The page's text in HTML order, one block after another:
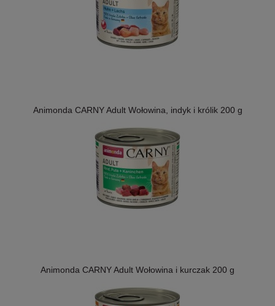
Animonda CARNY Adult Wołowina, indyk i królik 200 g
Animonda CARNY Adult Wołowina i kurczak 200 g